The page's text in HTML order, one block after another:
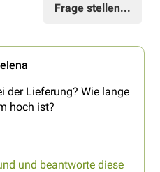
Frage stellen...
der Lieferung? Wie lange
hoch ist?
und beantworte diese